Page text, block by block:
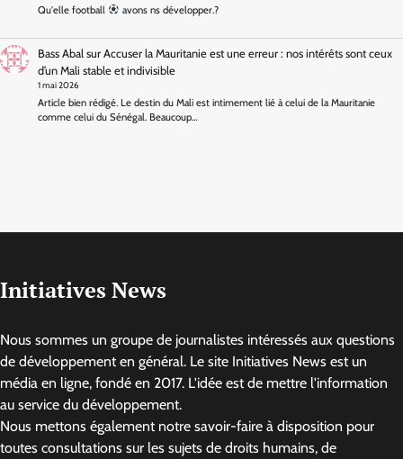
Qu'elle football avons ns développer.?
Bass Abal sur Accuser la Mauritanie est une erreur : nos intérêts sont ceux
d’un Mali stable et indivisible
1 mai 2026
Article bien rédigé. Le destin du Mali est intimement lié à celui de la Mauritanie
comme celui du Sénégal. Beaucoup…
Initiatives News
Nous sommes un groupe de journalistes intéressés aux questions
de développement en général. Le site Initiatives News est un
média en ligne, fondé en 2017. L'idée est de mettre l'information
au service du développement.
Nous mettons également notre savoir-faire à disposition pour
toutes consultations sur les sujets de droits humains, de